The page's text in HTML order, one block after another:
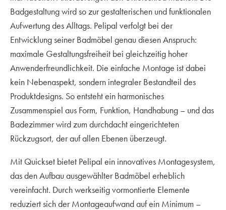
Badgestaltung wird so zur gestalterischen und funktionalen
Aufwertung des Alltags. Pelipal verfolgt bei der
Entwicklung seiner Badmöbel genau diesen Anspruch:
maximale Gestaltungsfreiheit bei gleichzeitig hoher
Anwenderfreundlichkeit. Die einfache Montage ist dabei
kein Nebenaspekt, sondern integraler Bestandteil des
Produktdesigns. So entsteht ein harmonisches
Zusammenspiel aus Form, Funktion, Handhabung – und das
Badezimmer wird zum durchdacht eingerichteten
Rückzugsort, der auf allen Ebenen überzeugt.
Mit Quickset bietet Pelipal ein innovatives Montagesystem,
das den Aufbau ausgewählter Badmöbel erheblich
vereinfacht. Durch werkseitig vormontierte Elemente
reduziert sich der Montageaufwand auf ein Minimum –